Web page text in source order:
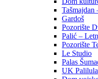
Tašmajdan
Gardoš
Pozorište
Palić –
Pozorište
Le Studio
Palas
UK Palilula